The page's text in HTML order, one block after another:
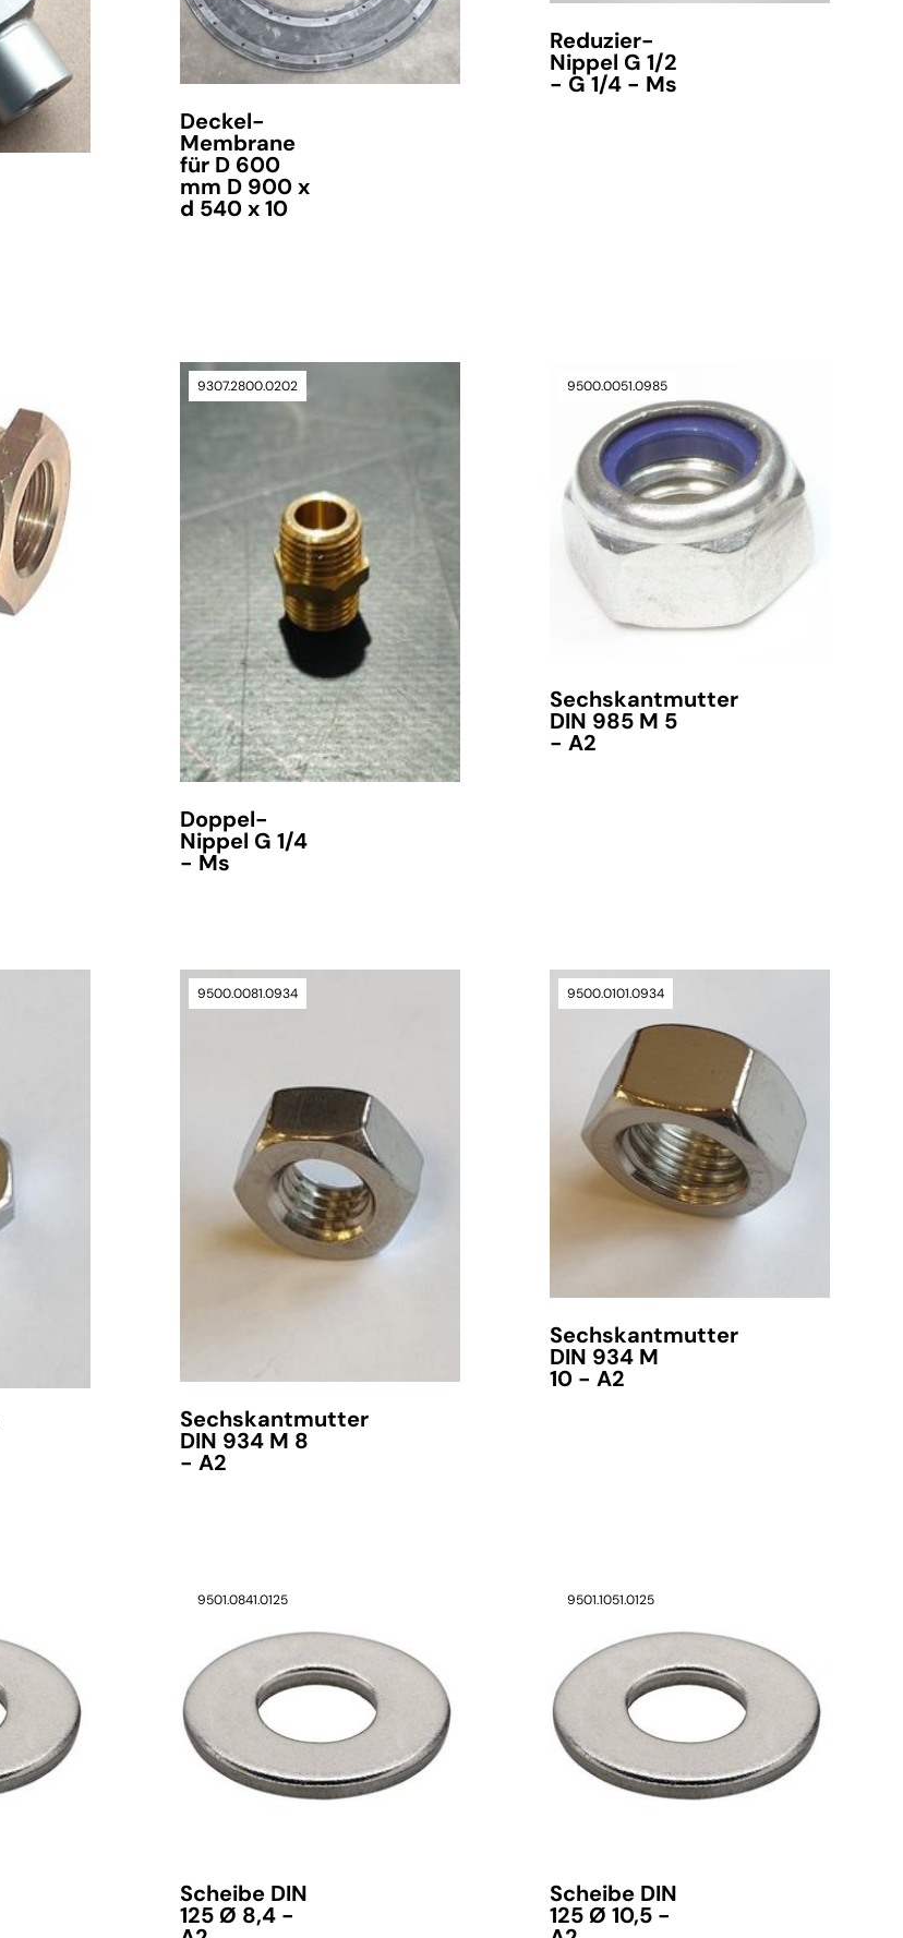
verfügbar
Deckel-
Membrane
für D 600
mm D 900 x
d 540 x 10
Reduzier-
Nippel G 1/2
- G 1/4 - Ms
9307.2800.0202
verfügbar
Doppel-
Nippel G 1/4
- Ms
9500.0051.0985
Sechskantmutter
DIN 985 M 5
- A2
9500.0081.0934
verfügbar
Sechskantmutter
DIN 934 M 8
- A2
9500.0101.0934
Sechskantmutter
DIN 934 M
10 - A2
9501.0841.0125
Scheibe DIN
125 Ø 8,4 -
9501.1051.0125
Scheibe DIN
125 Ø 10,5 -